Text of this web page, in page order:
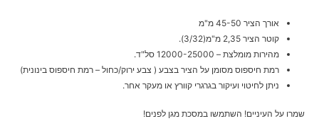
אורך הציר 45-50 מ"מ
קוטר הציר 2,35 מ"מ(3/32).
מהירות מומלצת – 12000-25000 סל"ד.
רמת חיספוס מסומן על הציר בצבע ( צבע ירוק/כחול – רמת חיספוס בינונית)
ניתן לחיטוי ועיקור בגרגרי קוורץ או מעקר אחר.
שמרו על העיניים! השתמשו במסכת מגן לפנים!